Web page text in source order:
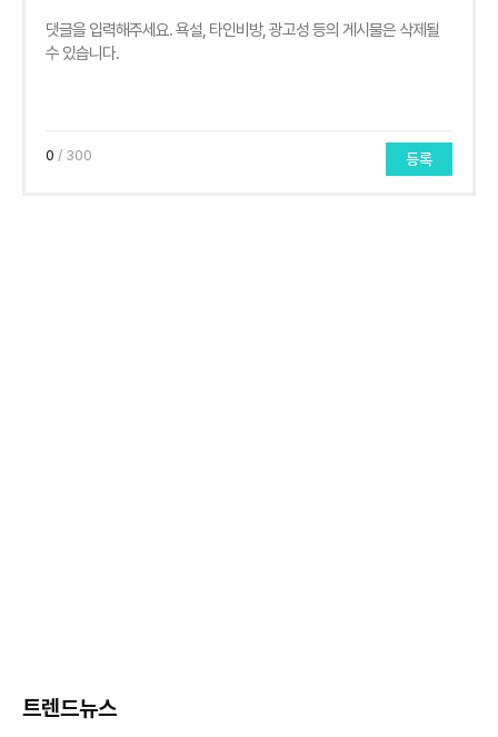
0 / 300 등록
트렌드뉴스